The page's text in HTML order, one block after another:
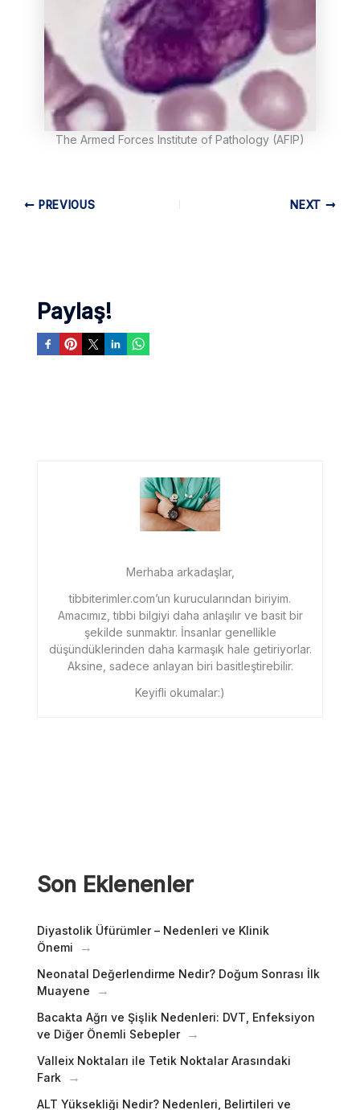
The Armed Forces Institute of Pathology (AFIP)
PREVIOUS NEXT
Paylaş!
Merhaba arkadaşlar,
tibbiterimler.com’un kurucularından biriyim.
Amacımız, tıbbi bilgiyi daha anlaşılır ve basit bir
şekilde sunmaktır. İnsanlar genellikle
düşündüklerinden daha karmaşık hale getiriyorlar.
Aksine, sadece anlayan biri basitleştirebilir.
Keyifli okumalar:)
Son Eklenenler
Diyastolik Üfürümler – Nedenleri ve Klinik
Önemi
Neonatal Değerlendirme Nedir? Doğum Sonrası İlk
Muayene
Bacakta Ağrı ve Şişlik Nedenleri: DVT, Enfeksiyon
ve Diğer Önemli Sebepler
Valleix Noktaları ile Tetik Noktalar Arasındaki
Fark
ALT Yüksekliği Nedir? Nedenleri, Belirtileri ve